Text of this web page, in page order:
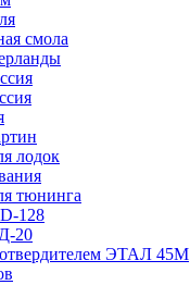
смола
лодок
тюнинга
128
20
ЭТАЛ 45М